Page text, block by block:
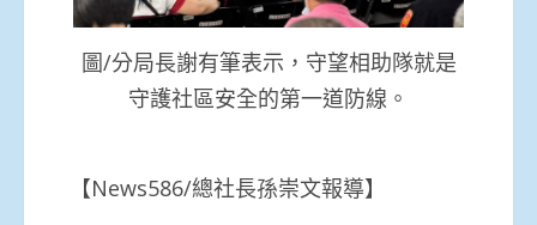
圖/分局長謝有筆表示，守望相助隊就是
守護社區安全的第一道防線。
【News586/總社長孫崇文報導】